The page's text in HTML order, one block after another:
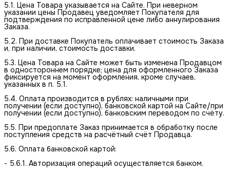
5.1. Цена Товара указывается на Сайте. При неверном
указании цены Продавец уведомляет Покупателя для
подтверждения по исправленной цене либо аннулирования
Заказа.
5.2. При доставке Покупатель оплачивает стоимость Заказа
и, при наличии, стоимость доставки.
5.3. Цена Товара на Сайте может быть изменена Продавцом
в одностороннем порядке; цена для оформленного Заказа
фиксируется на момент оформления, кроме случаев,
указанных в п. 5.1.
5.4. Оплата производится в рублях: наличными при
получении (если доступно), банковской картой на Сайте/при
получении (если доступно), банковским переводом по счёту.
5.5. При предоплате Заказ принимается в обработку после
поступления средств на расчётный счёт Продавца.
5.6. Оплата банковской картой:
- 5.6.1. Авторизация операций осуществляется банком.